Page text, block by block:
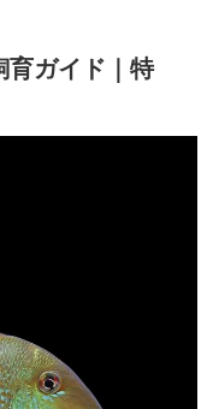
育ガイド｜特